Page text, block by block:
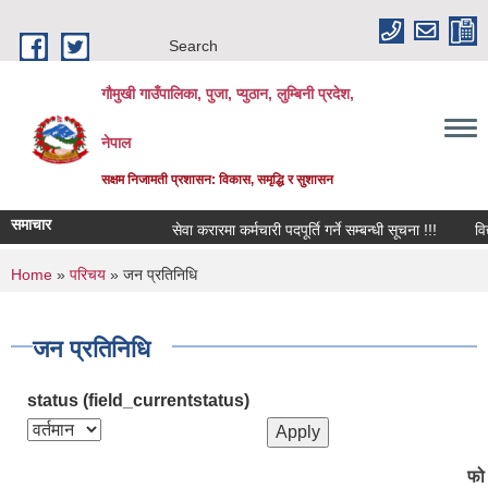
Search
गौमुखी गाउँपालिका, पुजा, प्युठान, लुम्बिनी प्रदेश,
नेपाल
सक्षम निजामती प्रशासन: विकास, समृद्धि र सुशासन
समाचार सेवा करारमा कर्मचारी पदपूर्ति गर्ने सम्बन्धी सूचना !!!
You are here
Home » परिचय » जन प्रतिनिधि
जन प्रतिनिधि
status (field_currentstatus)
फो